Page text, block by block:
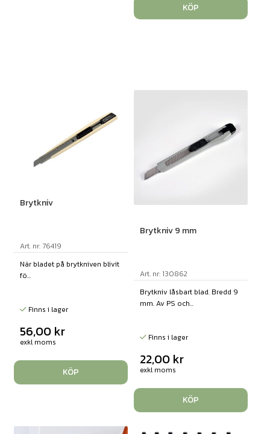
KÖP
Brytkniv
Art. nr: 76419
När bladet på brytkniven blivit
fö...
Finns i lager
56,00 kr
exkl moms
KÖP
Brytkniv 9 mm
Art. nr: 130862
Brytkniv låsbart blad. Bredd 9
mm. Av PS och...
Finns i lager
22,00 kr
exkl moms
KÖP